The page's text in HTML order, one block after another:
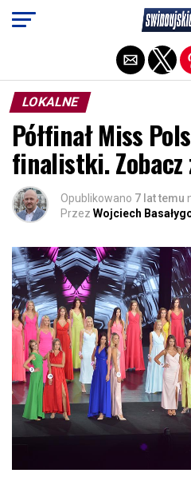
LOKALNE
Półfinał Miss
finalistki. Zobacz
Opublikowano 7 lat temu
Przez Wojciech
Exit mobile